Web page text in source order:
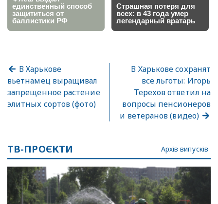
В Харькове
вьетнамец выращивал
запрещенное растение
элитных сортов (фото)
В Харькове сохранят
все льготы: Игорь
Терехов ответил на
вопросы пенсионеров
и ветеранов (видео)
ТВ-ПРОЄКТИ Архів випусків